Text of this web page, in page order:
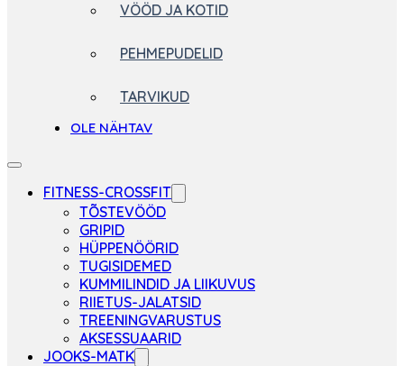
VÖÖD JA KOTID
PEHMEPUDELID
TARVIKUD
OLE NÄHTAV
FITNESS-CROSSFIT
TÕSTEVÖÖD
GRIPID
HÜPPENÖÖRID
TUGISIDEMED
KUMMILINDID JA LIIKUVUS
RIIETUS-JALATSID
TREENINGVARUSTUS
AKSESSUAARID
JOOKS-MATK